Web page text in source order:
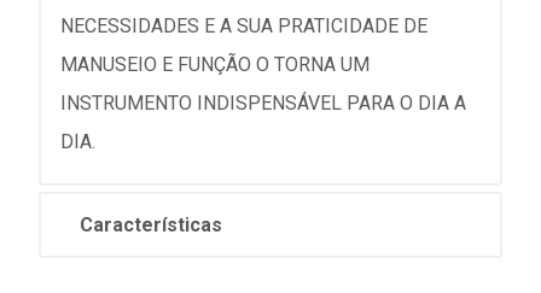
NECESSIDADES E A SUA PRATICIDADE DE
MANUSEIO E FUNÇÃO O TORNA UM
INSTRUMENTO INDISPENSÁVEL PARA O DIA A
DIA.
Características